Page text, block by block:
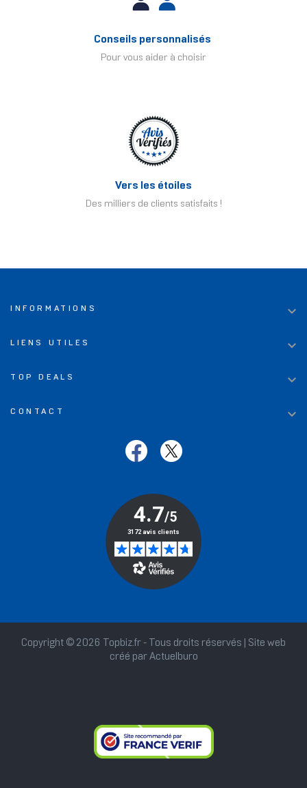
Conseils personnalisés
Pour vous aider à choisir
Vers les étoiles
Des milliers de clients satisfaits !
INFORMATIONS 
LIENS UTILES 
TOP DEALS 
CONTACT 
Copyright © 2026 Topbiz.fr - Tous droits réservés | Site web
créé par Actuelburo